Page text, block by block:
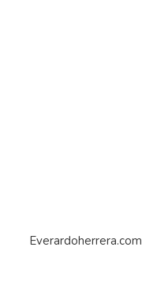
Everardoherrera.com